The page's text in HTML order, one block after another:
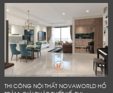
THI CÔNG NỘI THẤT NOVAWORLD HỒ